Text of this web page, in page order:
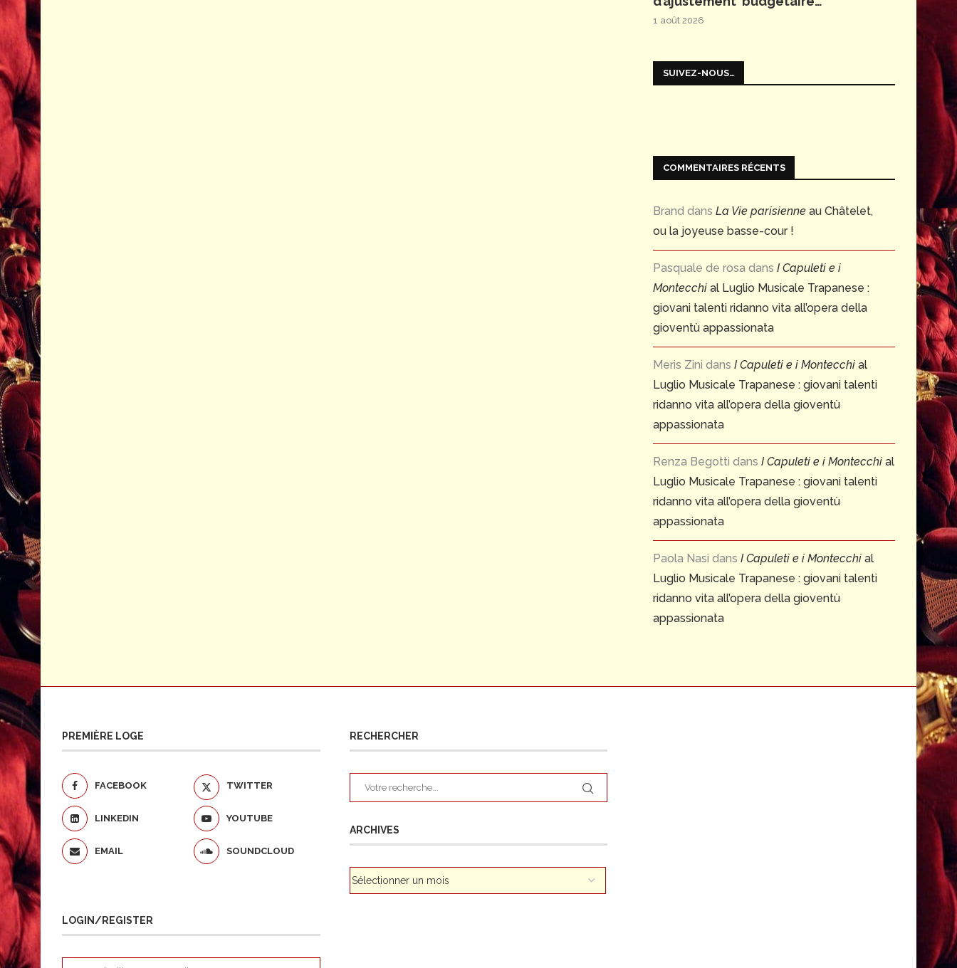
1 août 2026
SUIVEZ-NOUS…
COMMENTAIRES RÉCENTS
Brand dans La Vie parisienne au Châtelet,
ou la joyeuse basse-cour !
Pasquale de rosa dans I Capuleti e i
Montecchi al Luglio Musicale Trapanese :
giovani talenti ridanno vita all’opera della
gioventù appassionata
Meris Zini dans I Capuleti e i Montecchi al
Luglio Musicale Trapanese : giovani talenti
ridanno vita all’opera della gioventù
appassionata
Renza Begotti dans I Capuleti e i Montecchi al
Luglio Musicale Trapanese : giovani talenti
ridanno vita all’opera della gioventù
appassionata
Paola Nasi dans I Capuleti e i Montecchi al
Luglio Musicale Trapanese : giovani talenti
ridanno vita all’opera della gioventù
appassionata
PREMIÈRE LOGE
FACEBOOK TWITTER
LINKEDIN YOUTUBE
EMAIL SOUNDCLOUD
LOGIN/REGISTER
RECHERCHER
ARCHIVES